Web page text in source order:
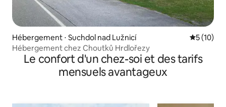
Hébergement ⋅ Suchdol nad Lužnicí
5 (10)
Hébergement chez Choutků Hrdlořezy
Le confort d'un chez-soi et des tarifs
mensuels avantageux